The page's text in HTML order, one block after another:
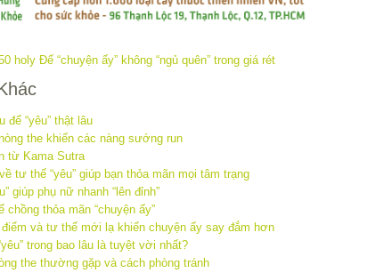
để “yêu” thật lâu
the khiến các nàng sướng run
từ Kama Sutra
tư thế “yêu” giúp bạn thỏa mãn mọi tâm trạng
giúp phụ nữ nhanh “lên đỉnh”
chồng thỏa mãn “chuyện ấy”
điểm và tư thế mới lạ khiến chuyện ấy say đắm hơn
trong bao lâu là tuyệt vời nhất?
the thường gặp và cách phòng tránh